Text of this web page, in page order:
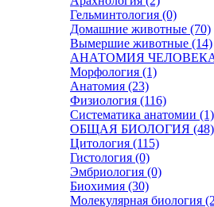
Гельминтология (0)
Домашние животные (70)
Вымершие животные (14)
АНАТОМИЯ ЧЕЛОВЕКА
Морфология (1)
Анатомия (23)
Физиология (116)
Систематика анатомии (1)
ОБЩАЯ БИОЛОГИЯ (48)
Цитология (115)
Гистология (0)
Эмбриология (0)
Биохимия (30)
Молекулярная биология